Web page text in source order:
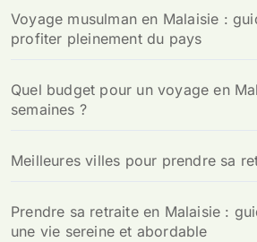
e
r
Voyage musulman en Malaisie :
profiter pleinement du pays
Quel budget pour un voyage en
semaines ?
Meilleures villes pour prendre sa
Prendre sa retraite en Malaisie :
une vie sereine et abordable